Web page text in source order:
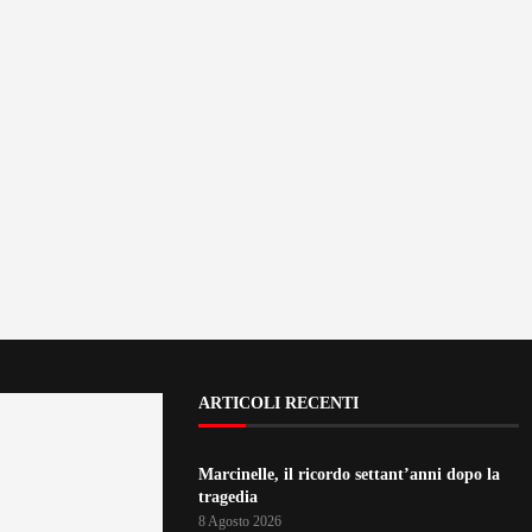
ARTICOLI RECENTI
Marcinelle, il ricordo settant’anni dopo la
tragedia
8 Agosto 2026